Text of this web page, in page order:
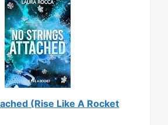
(Rise Like A Rocket